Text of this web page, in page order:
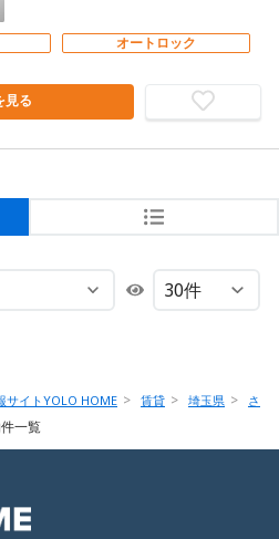
オートロック
見る
サイトYOLO HOME 賃貸 埼玉県
さ
一覧